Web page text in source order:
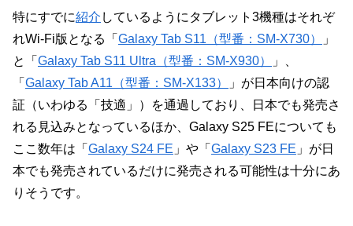
特にすでに紹介 しているようにタブレット3機種はそれぞ
れWi-Fi版となる「 Galaxy Tab S11（型番：SM-X730）
」
と「 Galaxy Tab S11 Ultra（型番：SM-X930）
」、
「 Galaxy Tab A11（型番：SM-X133）
」が日本向けの認
証（いわゆる「技適」）を通過しており、日本でも発売さ
れる見込みとなっているほか、Galaxy S25 FEについても
ここ数年は「 Galaxy S24 FE 」や「 Galaxy S23 FE 」が日
本でも発売されているだけに発売される可能性は十分にあ
りそうです。